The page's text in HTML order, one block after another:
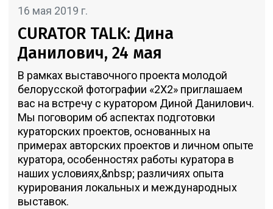
16 мая 2019 г.
CURATOR TALK: Дина
Данилович, 24 мая
В рамках выставочного проекта молодой
белорусской фотографии «2Х2» приглашаем
вас на встречу с куратором Диной Данилович.
Мы поговорим об аспектах подготовки
кураторских проектов, основанных на
примерах авторских проектов и личном опыте
куратора, особенностях работы куратора в
наших условиях,&nbsp; различиях опыта
курирования локальных и международных
выставок.